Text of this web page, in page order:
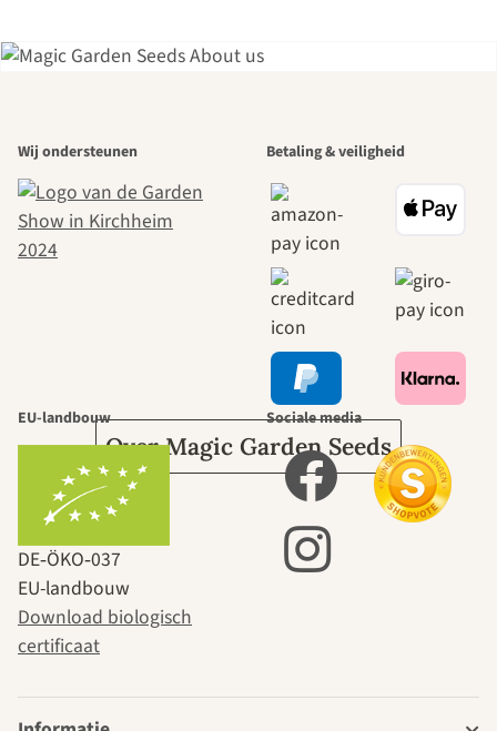
mooiste paden
naar onszelf
leidt door de
tuin.
Over Magic Garden Seeds
Wij ondersteunen Betaling & veiligheid
EU-landbouw
DE‑ÖKO‑037
EU-landbouw
Download biologisch
certificaat
Sociale media